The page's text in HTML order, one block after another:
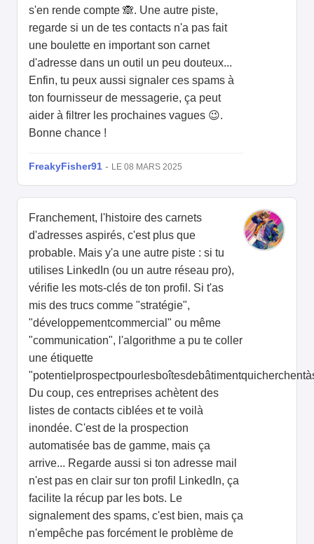
s'en rende compte 🙈. Une autre piste,
regarde si un de tes contacts n'a pas fait
une boulette en important son carnet
d'adresse dans un outil un peu douteux...
Enfin, tu peux aussi signaler ces spams à
ton fournisseur de messagerie, ça peut
aider à filtrer les prochaines vagues 😉.
Bonne chance !
FreakyFisher91 - LE 08 MARS 2025
Franchement, l'histoire des carnets
d'adresses aspirés, c'est plus que
probable. Mais y'a une autre piste : si tu
utilises LinkedIn (ou un autre réseau pro),
vérifie les mots-clés de ton profil. Si t'as
mis des trucs comme "stratégie",
"développementcommercial" ou même
"communication", l'algorithme a pu te coller
une étiquette
Du coup, ces entreprises achètent des
listes de contacts ciblées et te voilà
inondée. C'est de la prospection
automatisée bas de gamme, mais ça
arrive... Regarde aussi si ton adresse mail
n'est pas en clair sur ton profil LinkedIn, ça
facilite la récup par les bots. Le
signalement des spams, c'est bien, mais ça
n'empêche pas forcément le problème de